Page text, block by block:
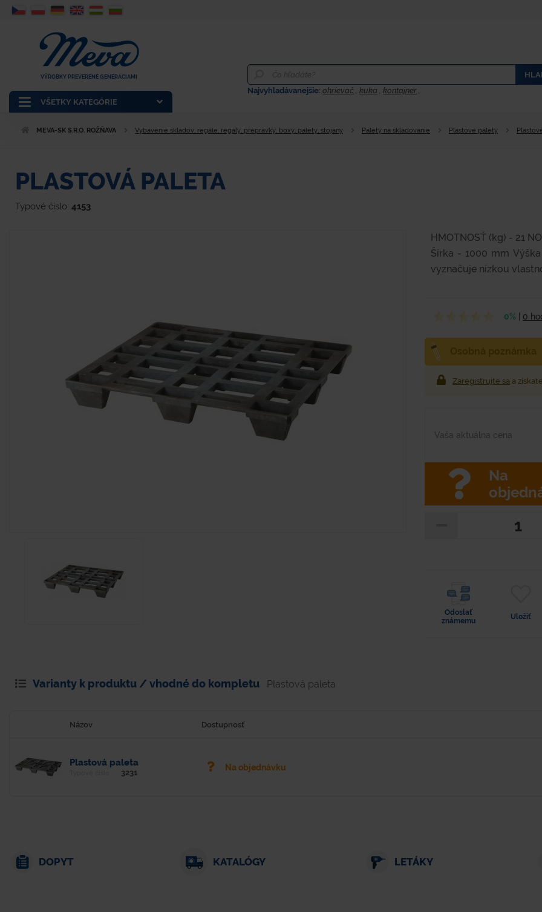
VŠETKY KATEGÓRIE
VÝROBKY PREVERENÉ GENERÁCIAMI
Najvyhladávanejšie:ohrievač ,kuka ,kontajner ,
MEVA-SK S.R.O. ROŽŇAVA Vybavenie skladov, regále, regály, prepravky, boxy, palety, stojany Palety na skladovanie Plastové palety
PLASTOVÁ PALETA
Typové číslo: 4153
HMOTNOSŤ (kg) - 21
Šírka - 1000 mm
vyznačuje nízkou
0% 0
Zaregistrujte sa a
Vaša aktuálna cena
Na
Odoslať
známemu
Uložiť
Varianty k produktu / vhodné do kompletu Plastová paleta
Názov Dostupnosť
Plastová paleta
3231
Na objednávku
DOPYT KATALÓGY LETÁKY